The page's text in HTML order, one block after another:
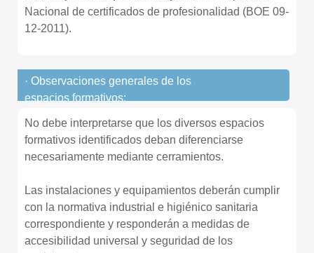
Nacional de certificados de profesionalidad (BOE 09-
12-2011).
· Observaciones generales de los
espacios formativos:
No debe interpretarse que los diversos espacios
formativos identificados deban diferenciarse
necesariamente mediante cerramientos.
Las instalaciones y equipamientos deberán cumplir
con la normativa industrial e higiénico sanitaria
correspondiente y responderán a medidas de
accesibilidad universal y seguridad de los